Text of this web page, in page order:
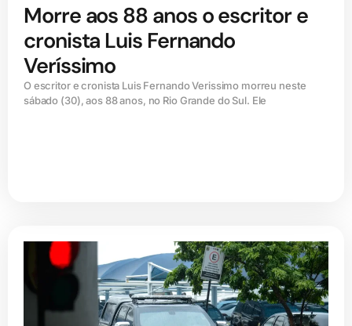
Morre aos 88 anos o escritor e
cronista Luis Fernando
Veríssimo
O escritor e cronista Luis Fernando Verissimo morreu neste
sábado (30), aos 88 anos, no Rio Grande do Sul. Ele